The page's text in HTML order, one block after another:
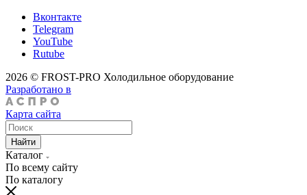
Вконтакте
Telegram
YouTube
Rutube
2026 © FROST-PRO Холодильное оборудование
Разработано в
Карта сайта
Найти
Каталог
По всему сайту
По каталогу